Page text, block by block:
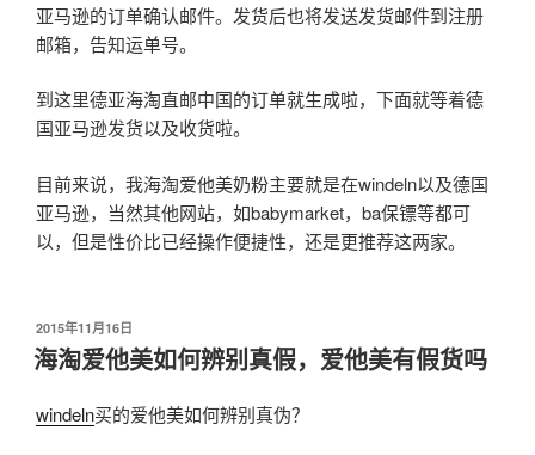
亚马逊的订单确认邮件。发货后也将发送发货邮件到注册
邮箱，告知运单号。
到这里德亚海淘直邮中国的订单就生成啦，下面就等着德
国亚马逊发货以及收货啦。
目前来说，我海淘爱他美奶粉主要就是在windeln以及德国
亚马逊，当然其他网站，如babymarket，ba保镖等都可
以，但是性价比已经操作便捷性，还是更推荐这两家。
发
布
于
2015年11月16日
海淘爱他美如何辨别真假，爱他美有假货吗
windeln买的爱他美如何辨别真伪？